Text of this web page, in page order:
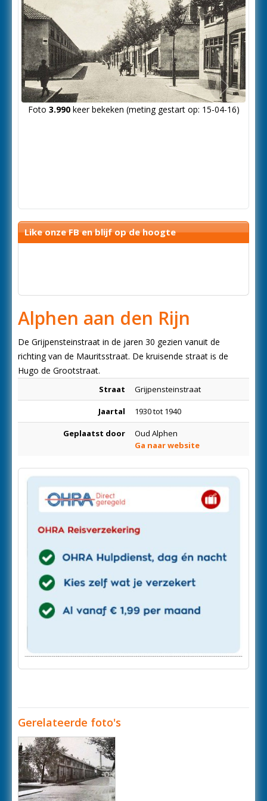
Volgende
Foto 3.990keer bekeken (meting gestart op: 15-04-16)
Like onze FB en blijf op de hoogte
Alphen aan den Rijn
De Grijpensteinstraat in de jaren 30 gezien vanuit de
richting van de Mauritsstraat. De kruisende straat is de
Hugo de Grootstraat.
Straat Grijpensteinstraat
Jaartal 1930 tot 1940
Geplaatst door
Oud Alphen
Ga naar website
Gerelateerde foto's